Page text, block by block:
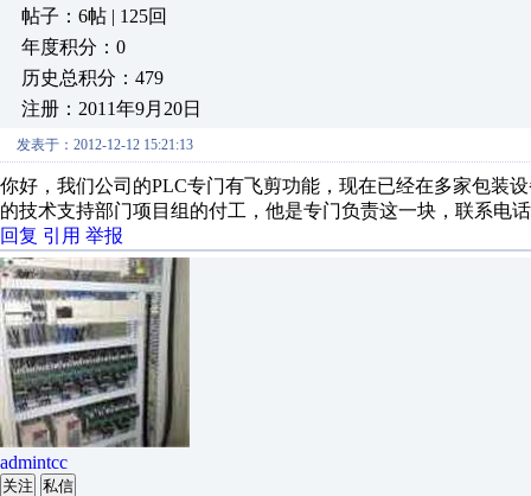
帖子：6帖 | 125回
年度积分：0
历史总积分：479
注册：2011年9月20日
发表于：2012-12-12 15:21:13
你好，我们公司的PLC专门有飞剪功能，现在已经在多家包装
的技术支持部门项目组的付工，他是专门负责这一块，联系电话
回复 引用 举报
admintcc
关注 私信